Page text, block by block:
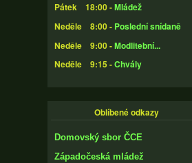
Pátek 18:00 -Mládež
Neděle 8:00 - Poslední snídaně
Neděle 9:00 -Modlitební...
Neděle 9:15 -Chvály
Oblíbené odkazy
Domovský sbor ČCE
Západočeská mládež